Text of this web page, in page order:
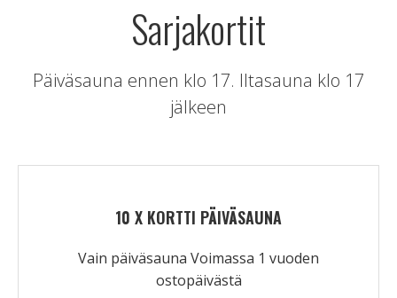
Sarjakortit
Päiväsauna ennen klo 17. Iltasauna klo 17
jälkeen
10 X KORTTI PÄIVÄSAUNA
Vain päiväsauna Voimassa 1 vuoden
ostopäivästä